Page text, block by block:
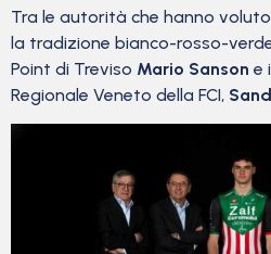
Tra le autorità che hanno
la tradizione bianco-rosso-
Point di Treviso Mario Sanson e
Regionale Veneto della FCI,